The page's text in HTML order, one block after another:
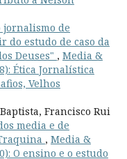
jornalismo de
do estudo de caso da
Deuses" , Media &
Ética Jornalística
Velhos
Francisco Rui
media e de
, Media &
O ensino e o estudo